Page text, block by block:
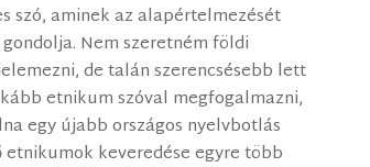
szó, aminek az alapértelmezését
Nem szeretném földi
de talán szerencsésebb lett
etnikum szóval megfogalmazni,
egy újabb országos nyelvbotlás
keveredése egyre több